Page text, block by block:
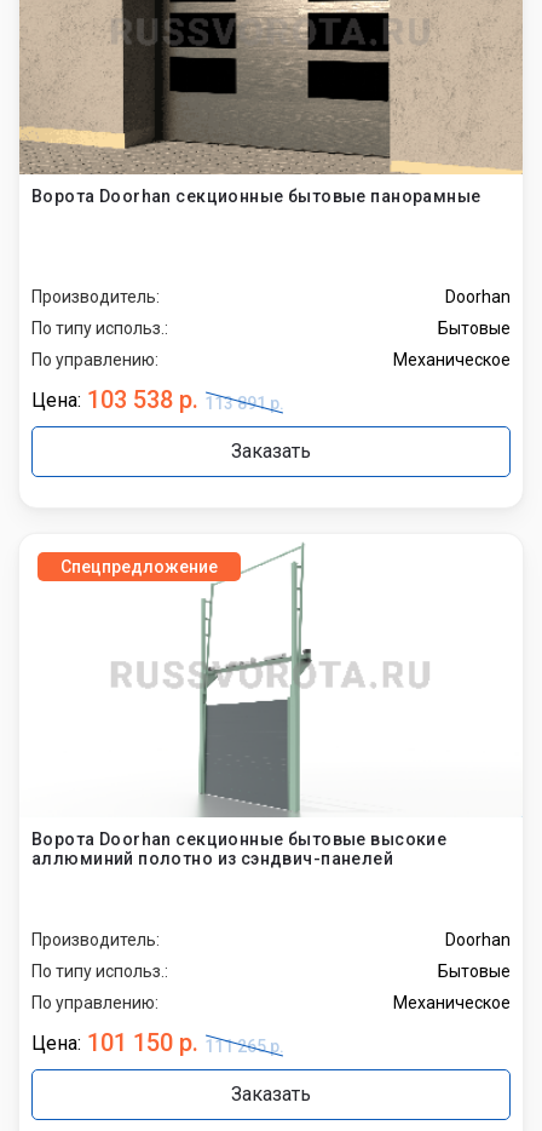
Ворота Doorhan секционные бытовые панорамные
Производитель:
Doorhan
По типу использ.:
Бытовые
По управлению:
Механическое
Цена: 103 538 р. 113 891 р.
Заказать
Спецпредложение
Ворота Doorhan секционные бытовые высокие
аллюминий полотно из сэндвич-панелей
Производитель:
Doorhan
По типу использ.:
Бытовые
По управлению:
Механическое
Цена: 101 150 р. 111 265 р.
Заказать